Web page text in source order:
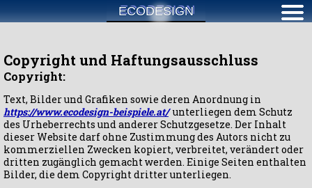
Copyright und Haftungsausschluss
Copyright:
Text, Bilder und Grafiken sowie deren Anordnung in
https://www.ecodesign-beispiele.at/unterliegen dem Schutz
des Urheberrechts und anderer Schutzgesetze. Der Inhalt
dieser Website darf ohne Zustimmung des Autors nicht zu
kommerziellen Zwecken kopiert, verbreitet, verändert oder
dritten zugänglich gemacht werden. Einige Seiten enthalten
Bilder, die dem Copyright dritter unterliegen.
ECODESIGN